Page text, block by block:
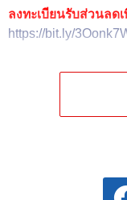
ลงทะเบียนรับส่วนลด
https://bit.ly/